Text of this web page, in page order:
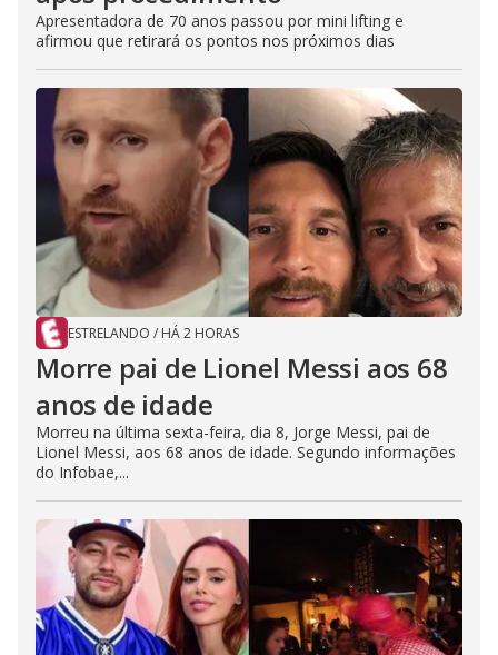
Apresentadora de 70 anos passou por mini lifting e
afirmou que retirará os pontos nos próximos dias
ESTRELANDO / HÁ 2 HORAS
Morre pai de Lionel Messi aos 68
anos de idade
Morreu na última sexta-feira, dia 8, Jorge Messi, pai de
Lionel Messi, aos 68 anos de idade. Segundo informações
do Infobae,...